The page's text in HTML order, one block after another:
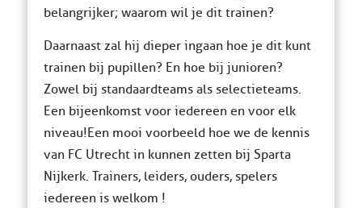
belangrijker; waarom wil je dit trainen?
Daarnaast zal hij dieper ingaan hoe je dit kunt
trainen bij pupillen? En hoe bij junioren?
Zowel bij standaardteams als selectieteams.
Een bijeenkomst voor iedereen en voor elk
niveau! Een mooi voorbeeld hoe we de kennis
van FC Utrecht in kunnen zetten bij Sparta
Nijkerk. Trainers, leiders, ouders, spelers
iedereen is welkom !